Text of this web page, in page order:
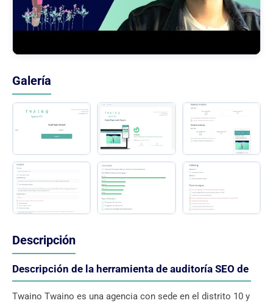
Galería
Descripción
Descripción de la herramienta de auditoría SEO de
Twaino Twaino es una agencia con sede en el distrito 10 y